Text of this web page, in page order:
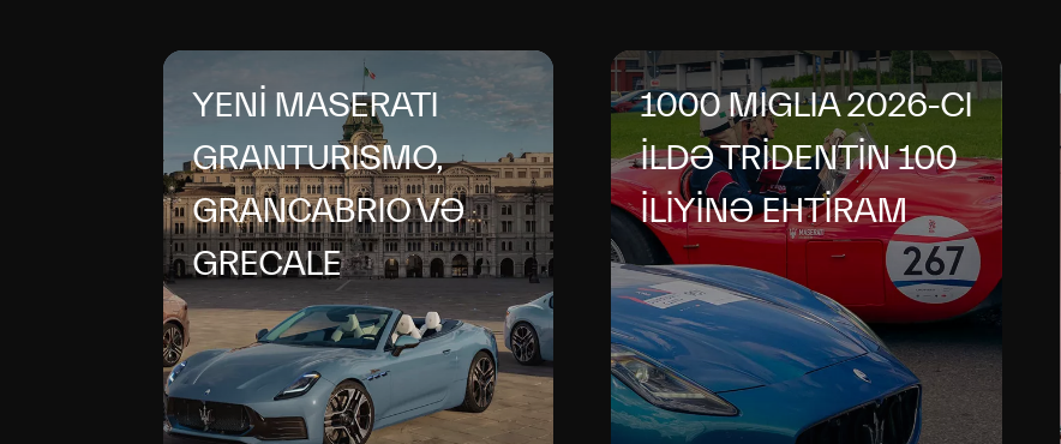
YENİ MASERATI
GRANTURISMO,
GRANCABRIO VƏ
GRECALE
1000 MIGLIA 2026-CI
İLDƏ TRİDENTİN 100
İLİYİNƏ EHTİRAM